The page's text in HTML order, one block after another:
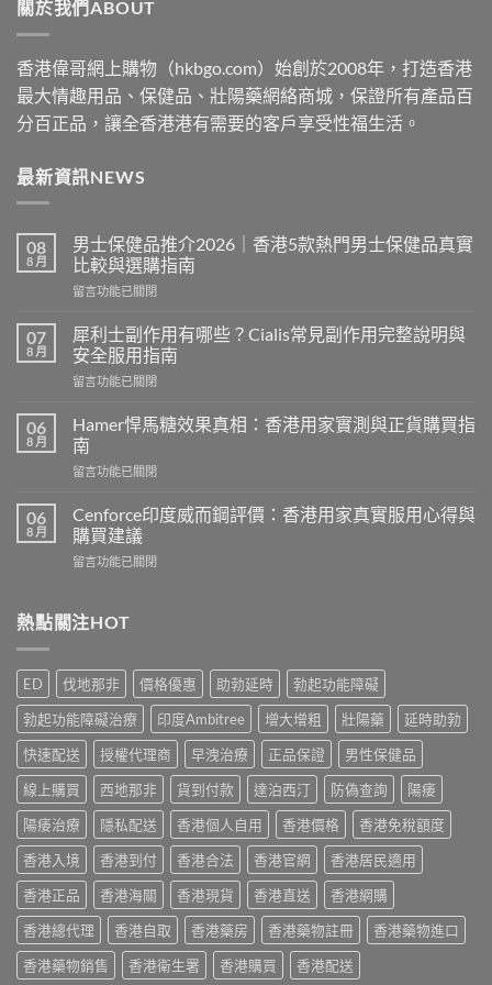
關於我們ABOUT
香港偉哥網上購物（hkbgo.com）始創於2008年，打造香港
最大情趣用品、保健品、壯陽藥網絡商城，保證所有產品百
分百正品，讓全香港港有需要的客戶享受性福生活。
最新資訊NEWS
08
8 月
男士保健品推介2026｜香港5款熱門男士保健品真實
比較與選購指南
在
士
保
健
品
介
2026
｜
香
5
款
門
保
真
實
比
較
與
選
購
指
南〉
中
留言功能已關閉
07
8 月
犀利士副作用有哪些？Cialis常見副作用完整說明與
安全服用指南
在
利
士
副
作
有
哪
些？
Cialis
副
完
整
說
明
與
安
全
服
用
指
南〉
中
留言功能已關閉
06
8 月
Hamer悍馬糖效果真相：香港用家實測與正貨購買指
南
在
悍
馬
糖
效
相：
用
家
實
測
與
正
貨
購
買
指
南〉
中
留言功能已關閉
06
8 月
Cenforce印度威而鋼評價：香港用家真實服用心得與
購買建議
在
度
威
鋼
評
價：
香
港
用
家
真
實
服
用
心
得
與
購
買
建
留言功能已關閉
熱點關注HOT
ED 伐地那非 價格優惠 助勃延時
勃起功能障礙
勃起功能障礙治療
印度Ambitree 增大增粗 壯陽藥
延時助勃
快速配送
授權代理商 早洩治療 正品保證
男性保健品
線上購買
西地那非 貨到付款 達泊西汀 防偽查詢
陽痿
陽痿治療
隱私配送 香港個人自用 香港價格
香港免稅額度
香港入境
香港到付 香港合法 香港官網
香港居民適用
香港正品
香港海關 香港現貨 香港直送
香港網購
香港總代理
香港自取 香港藥房 香港藥物註冊
香港藥物進口
香港藥物銷售
香港衛生署 香港購買 香港配送